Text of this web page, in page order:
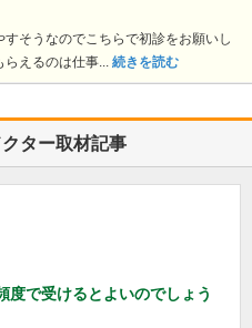
そうなのでこちらで初診をお願いし
らえるのは仕事... 続きを読む
ター取材記事
で受けるとよいのでしょう